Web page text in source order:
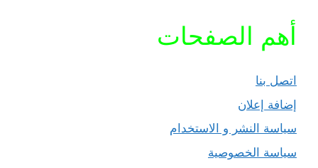
أهم الصفحات
اتصل بنا
إضافة إعلان
سياسة النشر و الاستخدام
سياسة الخصوصية